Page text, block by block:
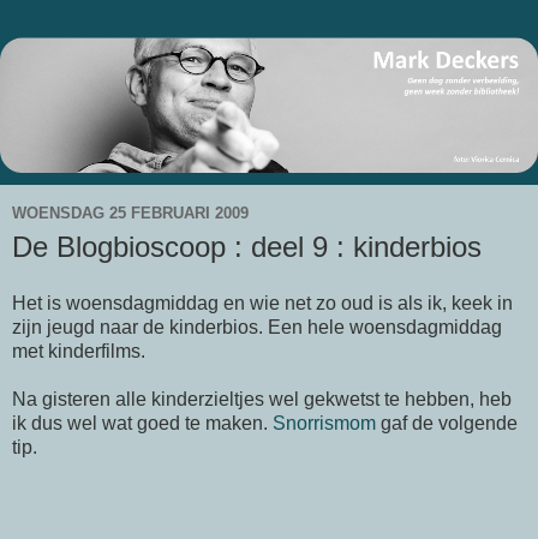
WOENSDAG 25 FEBRUARI 2009
De Blogbioscoop : deel 9 : kinderbios
Het is woensdagmiddag en wie net zo oud is als ik, keek in
zijn jeugd naar de kinderbios. Een hele woensdagmiddag
met kinderfilms.
Na gisteren alle kinderzieltjes wel gekwetst te hebben, heb
ik dus wel wat goed te maken. Snorrismom gaf de volgende
tip.